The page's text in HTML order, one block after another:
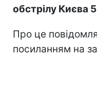
обстрілу Києва
Про це
посиланням на